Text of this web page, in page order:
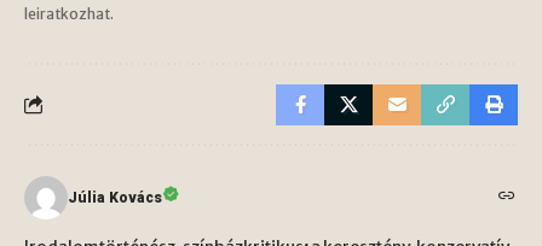
leiratkozhat.
Júlia Kovács